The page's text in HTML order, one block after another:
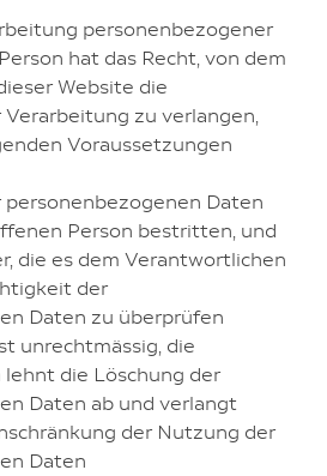
personenbezogener
hat das Recht, von dem
Website die
Verarbeitung zu verlangen,
Voraussetzungen
Daten
Person bestritten, und
die es dem Verantwortlichen
der
Daten zu überprüfen
unrechtmässig, die
die Löschung der
Daten ab und verlangt
der Nutzung der
Daten